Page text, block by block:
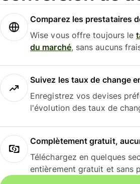
Comparez les prestataires
Wise vous offre toujours le
du marché, sans aucuns
Suivez les taux de change
Enregistrez vos devises
l'évolution des taux de
Complètement gratuit,
Téléchargez en quelques
entièrement gratuit et sans